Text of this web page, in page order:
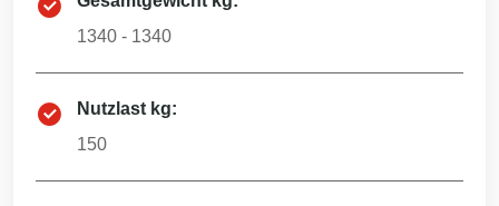
1340 - 1340
Nutzlast kg:
150